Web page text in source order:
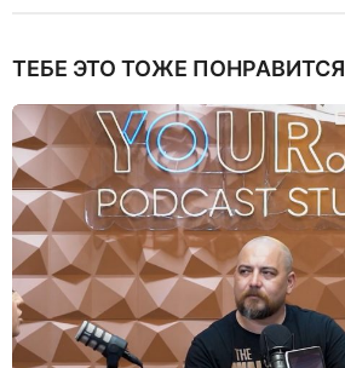
ТЕБЕ ЭТО ТОЖЕ ПОНРАВИТСЯ